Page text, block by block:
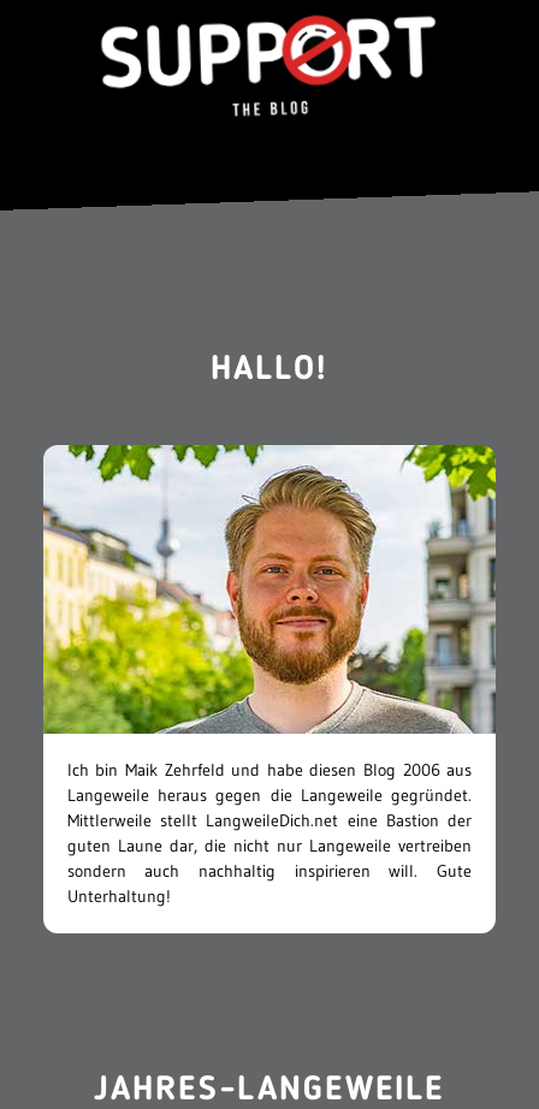
HALLO!
Ich bin Maik Zehrfeld und habe diesen Blog 2006 aus
Langeweile heraus gegen die Langeweile gegründet.
Mittlerweile stellt LangweileDich.net eine Bastion der
guten Laune dar, die nicht nur Langeweile vertreiben
sondern auch nachhaltig inspirieren will. Gute
Unterhaltung!
JAHRES-LANGEWEILE